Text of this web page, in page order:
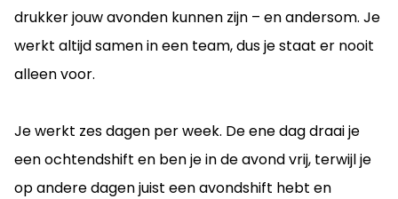
drukker jouw avonden kunnen zijn – en andersom. Je
werkt altijd samen in een team, dus je staat er nooit
alleen voor.
Je werkt zes dagen per week. De ene dag draai je
een ochtendshift en ben je in de avond vrij, terwijl je
op andere dagen juist een avondshift hebt en